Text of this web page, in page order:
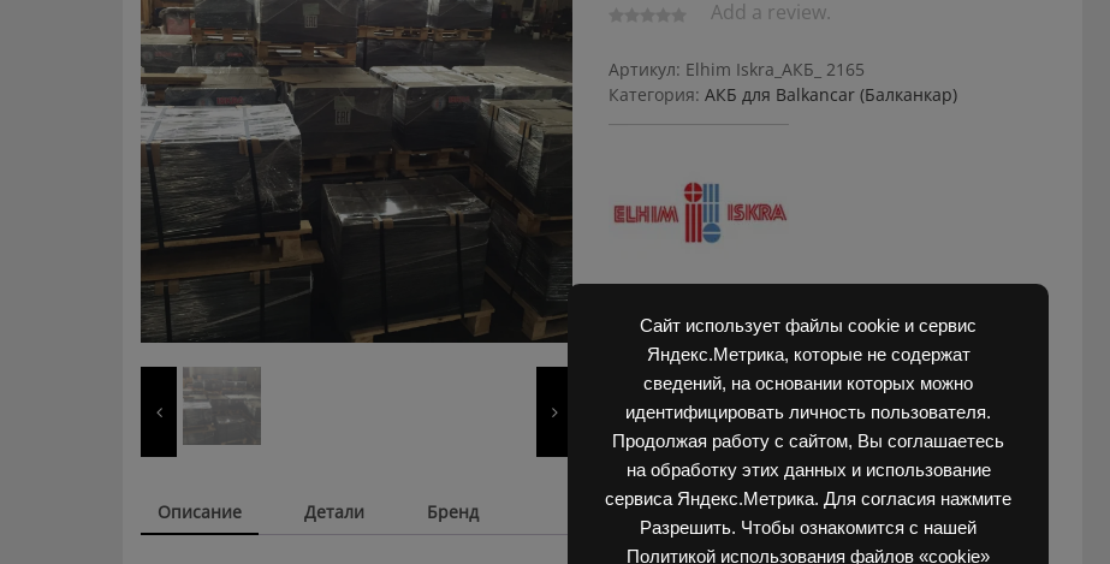
Сайт использует файлы cookie и сервис
Яндекс.Метрика, которые не содержат
сведений, на основании которых можно
идентифицировать личность пользователя.
Продолжая работу с сайтом, Вы соглашаетесь
на обработку этих данных и использование
сервиса Яндекс.Метрика. Для согласия нажмите
Разрешить. Чтобы ознакомится с нашей
Политикой использования файлов «cookie»
Add a review.
Артикул: Elhim Iskra_АКБ_ 2165
Категория: АКБ для Balkanсar (Балканкар)
Описание Детали Бренд